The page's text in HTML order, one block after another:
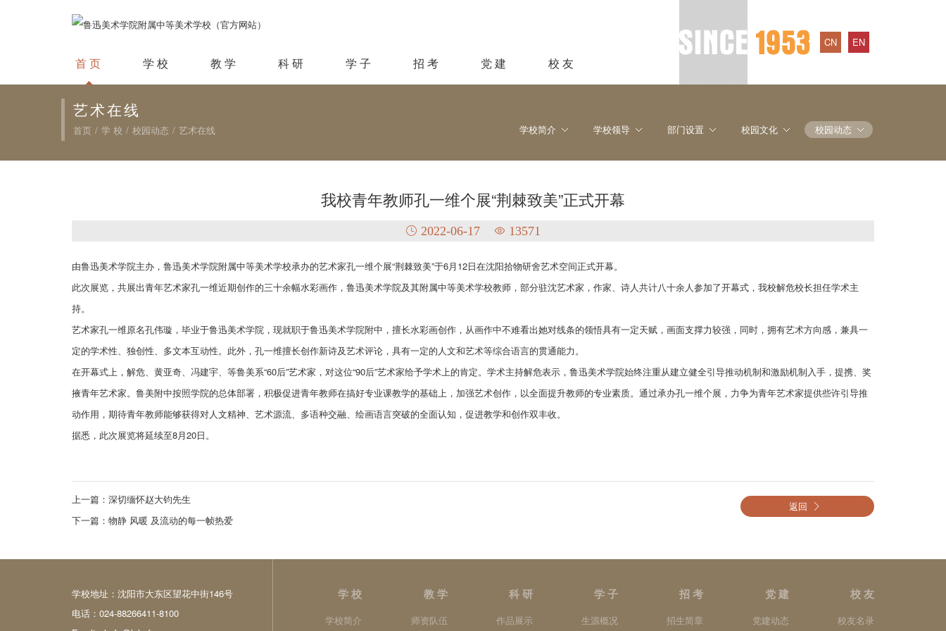
首 页 学 校 教 学 科 研 学 子 招 考 党 建 校 友
CN EN
艺术在线
首页 / 学 校 / 校园动态 / 艺术在线 学校简介 学校领导 部门设置 校园文化 校园动态
我校青年教师孔一维个展“荆棘致美”正式开幕
2022-06-17 13571
由鲁迅美术学院主办，鲁迅美术学院附属中等美术学校承办的艺术家孔一维个展“荆棘致美”于6月12日在沈阳拾物研舍艺术空间正式开幕。
此次展览，共展出青年艺术家孔一维近期创作的三十余幅水彩画作，鲁迅美术学院及其附属中等美术学校教师，部分驻沈艺术家，作家、诗人共计八十余人参加了开幕式，我校解危校长担任学术主
持。
艺术家孔一维原名孔伟璇，毕业于鲁迅美术学院，现就职于鲁迅美术学院附中，擅长水彩画创作，从画作中不难看出她对线条的领悟具有一定天赋，画面支撑力较强，同时，拥有艺术方向感，兼具一
定的学术性、独创性、多文本互动性。此外，孔一维擅长创作新诗及艺术评论，具有一定的人文和艺术等综合语言的贯通能力。
在开幕式上，解危、黄亚奇、冯建宇、等鲁美系“60后”艺术家，对这位“90后”艺术家给予学术上的肯定。学术主持解危表示，鲁迅美术学院始终注重从建立健全引导推动机制和激励机制入手，提携、奖
掖青年艺术家。鲁美附中按照学院的总体部署，积极促进青年教师在搞好专业课教学的基础上，加强艺术创作，以全面提升教师的专业素质。通过承办孔一维个展，力争为青年艺术家提供些许引导推
动作用，期待青年教师能够获得对人文精神、艺术源流、多语种交融、绘画语言突破的全面认知，促进教学和创作双丰收。
据悉，此次展览将延续至8月20日。
上一篇： 深切缅怀赵大钧先生
下一篇： 物静 风暖 及流动的每一帧热爱
返回
学校地址：沈阳市大东区望花中街146号
电话：024-88266411-8100
校 友
校友名录
党 建
党建动态
招 考
招生简章
学 子
生源概况
科 研
作品展示
教 学
师资队伍
学 校
学校简介